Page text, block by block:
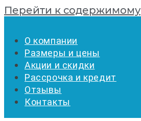
Перейти к содержимому
О компании
Размеры и цены
Акции и скидки
Рассрочка и кредит
Отзывы
Контакты